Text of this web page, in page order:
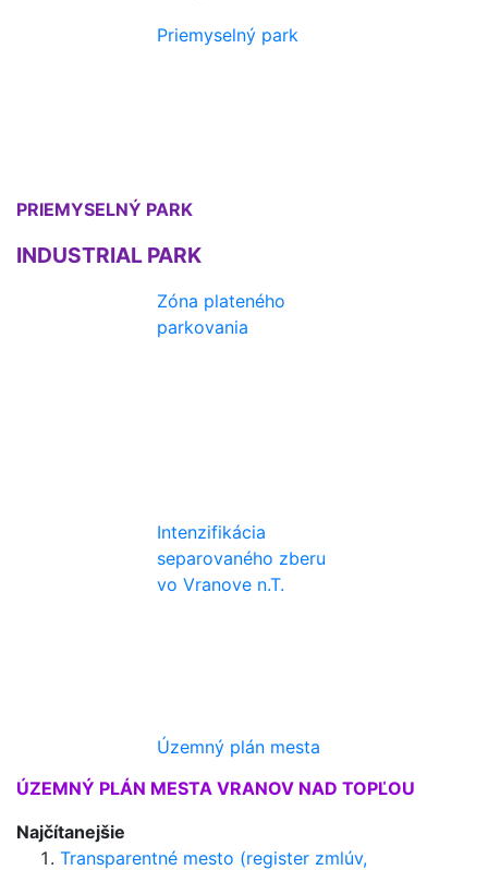
Priemyselný park
PRIEMYSELNÝ PARK
INDUSTRIAL PARK
Zóna plateného
parkovania
Intenzifikácia
separovaného zberu
vo Vranove n.T.
Územný plán mesta
ÚZEMNÝ PLÁN MESTA VRANOV NAD TOPĽOU
Najčítanejšie
Transparentné mesto (register zmlúv,